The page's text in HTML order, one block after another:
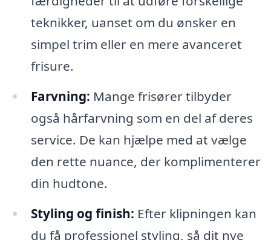
teknikker, uanset om du ønsker en
simpel trim eller en mere avanceret
frisure.
Farvning: Mange frisører tilbyder
også hårfarvning som en del af deres
service. De kan hjælpe med at vælge
den rette nuance, der komplimenterer
din hudtone.
Styling og finish: Efter klipningen kan
du få professionel styling, så dit nye